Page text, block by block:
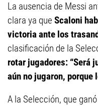
La ausencia de Messi
clara ya que Scaloni
victoria ante los
clasificación de la
rotar jugadores: “Será
aún no jugaron, porque
A la Selección, que